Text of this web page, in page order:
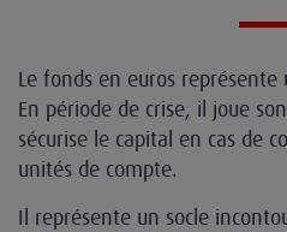
Le fonds en euros
En période de crise, il joue
sécurise le capital en cas de
unités de compte.
Il représente un socle